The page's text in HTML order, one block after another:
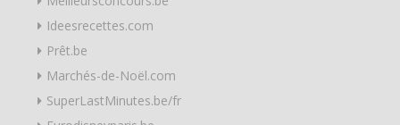
Ideesrecettes.com
Prêt.be
Marchés-de-Noël.com
SuperLastMinutes.be/fr